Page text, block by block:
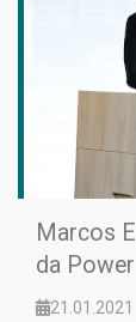
Marcos
da
21.01.2021